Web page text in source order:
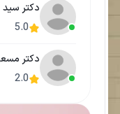
دکتر
5.0
دکتر
2.0